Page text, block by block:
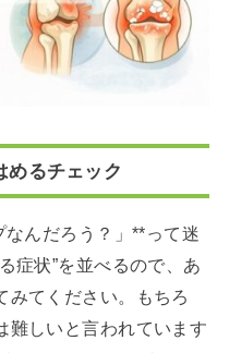
めるチェック
んだろう？」**って迷
症状”を並べるので、あ
みてください。もちろ
難しいと言われています